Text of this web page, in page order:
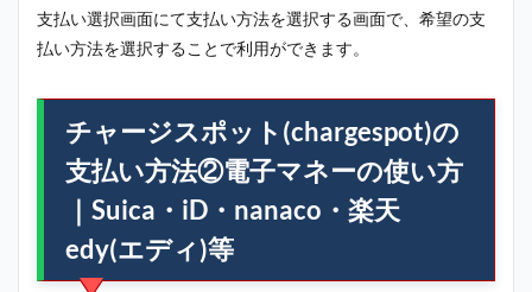
支払い選択画面にて支払い方法を選択する画面で、希望の支
払い方法を選択することで利用ができます。
チャージスポット(chargespot)の
支払い方法②電子マネーの使い方
｜Suica・iD・nanaco・楽天
edy(エディ)等